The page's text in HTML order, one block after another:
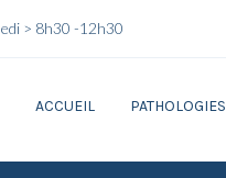
> 8h30 -12h30
ACCUEIL PATHOLOGIES